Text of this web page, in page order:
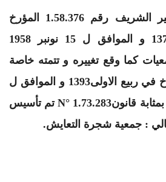
طبقا لمقتضيات الظهير الشريف رقم 1.58.376 المؤرخ
في3 جمادى الأولى1378 و الموافق ل 15 نونبر 1958
كما وقع تغييره و تتمته خاصة
الظهير الشريف المؤرخ في ربيع الاولى1393 و الموافق ل
10 ابريل 1993 المعتبر بمثابة قانون1.73.283 °N تم تأسيس
: جمعية شجرة التعايش.